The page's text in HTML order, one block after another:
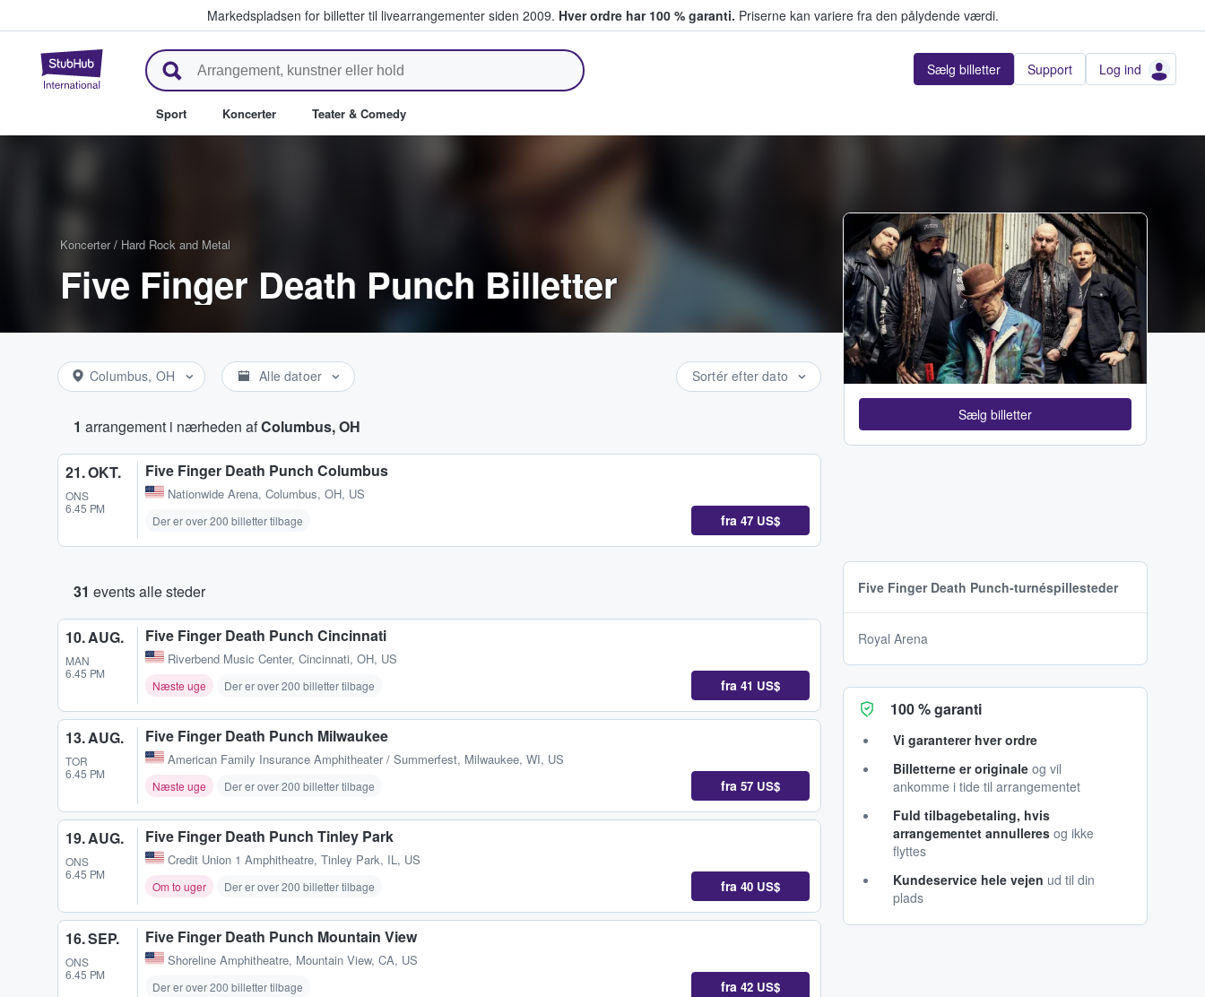
Markedspladsen for billetter til livearrangementer siden 2009. Hver ordre har 100 % garanti. Priserne kan variere fra den pålydende værdi.
StubHub - Hvor fans køber og sælger billetter Sælg billetter Support Log ind
Sport Koncerter Teater & Comedy
Koncerter / Hard Rock and Metal
Five Finger Death Punch Billetter
Columbus, OH Alle datoer Sortér efter dato
1 arrangement i nærheden afColumbus, OH
21. OKT.
ONS
6.45 PM
Five Finger Death Punch Columbus
Nationwide Arena, Columbus, OH, US
Der er over 200 billetter tilbage fra 47 US$
31 events alle steder
10. AUG.
MAN
6.45 PM
Five Finger Death Punch Cincinnati
Riverbend Music Center, Cincinnati, OH, US
Næste uge Der er over 200 billetter tilbage fra 41 US$
13. AUG.
TOR
6.45 PM
Five Finger Death Punch Milwaukee
American Family Insurance Amphitheater / Summerfest, Milwaukee, WI, US
Næste uge Der er over 200 billetter tilbage fra 57 US$
19. AUG.
ONS
6.45 PM
Five Finger Death Punch Tinley Park
Credit Union 1 Amphitheatre, Tinley Park, IL, US
Om to uger Der er over 200 billetter tilbage fra 40 US$
16. SEP.
ONS
6.45 PM
Five Finger Death Punch Mountain View
Shoreline Amphitheatre, Mountain View, CA, US
Der er over 200 billetter tilbage fra 42 US$
Sælg billetter
Five Finger Death Punch-turnéspillesteder
Royal Arena
100 % garanti
Vi garanterer hver ordre
Billetterne er originale og vil
ankomme i tide til arrangementet
Fuld tilbagebetaling, hvis
arrangementet annulleres og ikke
flyttes
Kundeservice hele vejen ud til din
plads